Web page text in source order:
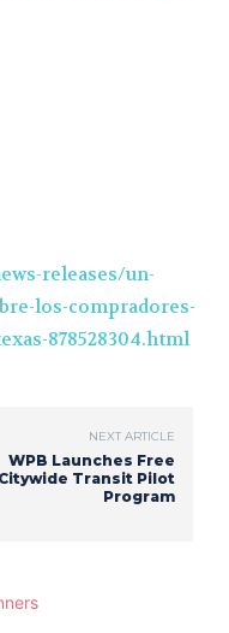
releases/un-
los-compradores-
878528304.html
NEXT ARTICLE
WPB Launches Free
Citywide Transit Pilot
Program